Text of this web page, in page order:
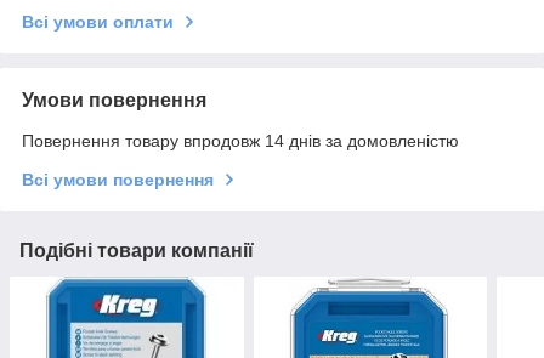
Всі умови оплати
Умови повернення
Повернення товару впродовж 14 днів за домовленістю
Всі умови повернення
Подібні товари компанії